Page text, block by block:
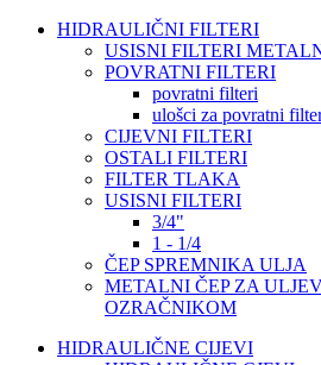
HIDRAULIČNI FILTERI
USISNI FILTERI
POVRATNI FILTERI
povratni filteri
ulošci za povratni
CIJEVNI FILTERI
OSTALI FILTERI
FILTER TLAKA
USISNI FILTERI
3/4"
1 - 1/4
ČEP SPREMNIKA ULJA
METALNI ČEP ZA
OZRAČNIKOM
HIDRAULIČNE CIJEVI